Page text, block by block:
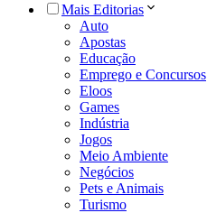
Mais Editorias
Auto
Apostas
Educação
Emprego e Concursos
Eloos
Games
Indústria
Jogos
Meio Ambiente
Negócios
Pets e Animais
Turismo